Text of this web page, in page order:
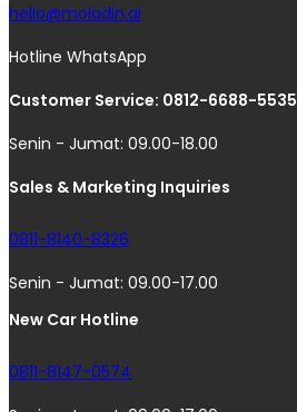
hello@moladin.ai
Hotline WhatsApp
Customer Service: 0812-6688-5535
Senin - Jumat: 09.00-18.00
Sales & Marketing Inquiries
0811-8140-8326
Senin - Jumat: 09.00-17.00
New Car Hotline
0811-8147-0574